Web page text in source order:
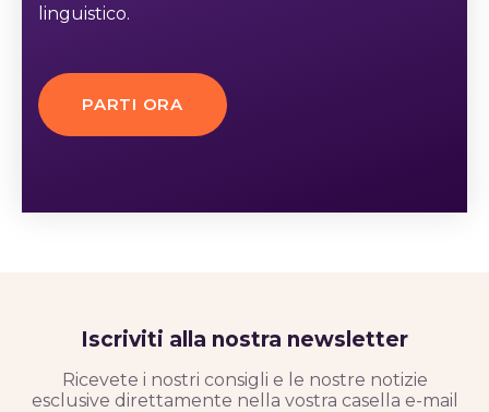
linguistico.
PARTI ORA
Iscriviti alla nostra newsletter
Ricevete i nostri consigli e le nostre notizie
esclusive direttamente nella vostra casella e-mail